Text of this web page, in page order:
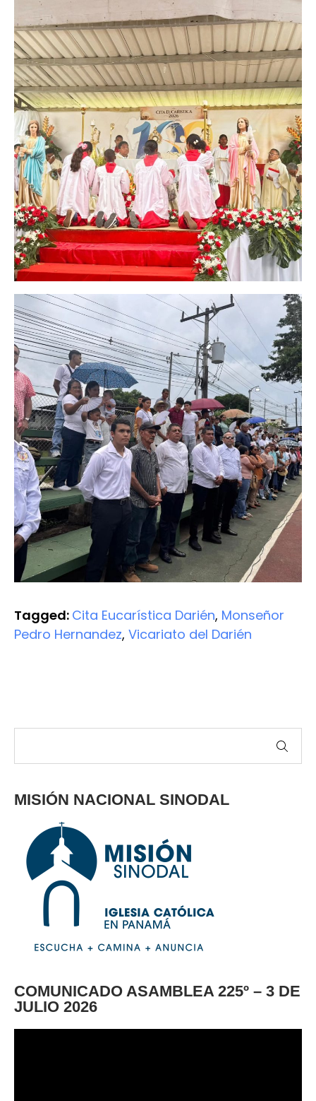
MISIÓN NACIONAL SINODAL
COMUNICADO ASAMBLEA 225º – 3 DE
JULIO 2026
Tagged: Cita Eucarística Darién, Monseñor
Pedro Hernandez, Vicariato del Darién